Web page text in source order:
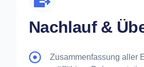
Nachlauf &
Zusammenfassung aller